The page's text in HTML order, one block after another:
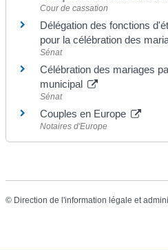
Cour de cassation
Délégation des fonctions
pour la célébration des
Sénat
Célébration des mariages
municipal
Sénat
Couples en Europe
Notaires d'Europe
© Direction de l'information légale et